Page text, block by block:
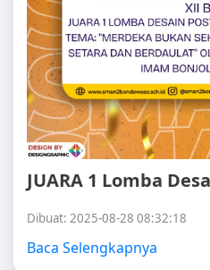
JUARA 1 Lomba
Dibuat: 2025-08-28 08:32:18
Baca Selengkapnya